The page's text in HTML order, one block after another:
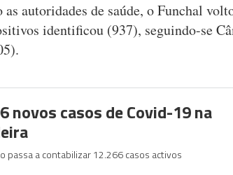
as autoridades de saúde, o Funchal
identificou (937), seguindo-se
novos casos de Covid-19 na
passa a contabilizar 12.266 casos activos